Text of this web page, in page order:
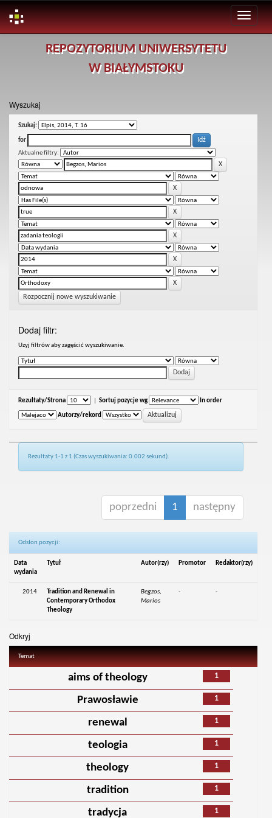
REPOZYTORIUM UNIWERSYTETU
W BIAŁYMSTOKU
Wyszukaj
Szukaj:
for
Aktualne filtry:
Rozpocznij nowe wyszukiwanie
Dodaj filtr:
Uzyj filtrów aby zagęścić wyszukiwanie.
Rezultaty/Strona Sortuj pozycje wg In order
Autorzy/rekord
Rezultaty 1-1 z 1 (Czas wyszukiwania: 0.002 sekund).
poprzedni 1 następny
Odsłon pozycji:
Data
wydania
Tytuł Autor(rzy) Promotor Redaktor(rzy)
2014
Tradition and Renewal in
Contemporary Orthodox
Theology
Begzos,
Marios
- -
Odkryj
Temat
1
aims of theology
1
Prawosławie
1
renewal
1
teologia
1
theology
1
tradition
1
tradycja